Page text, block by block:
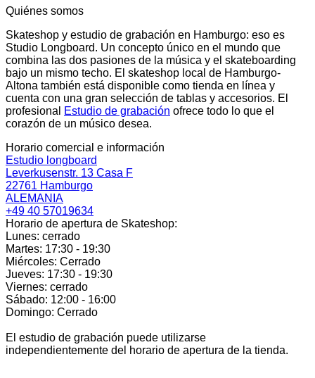
Quiénes somos
Skateshop y estudio de grabación en Hamburgo: eso es
Studio Longboard. Un concepto único en el mundo que
combina las dos pasiones de la música y el skateboarding
bajo un mismo techo. El skateshop local de Hamburgo-
Altona también está disponible como tienda en línea y
cuenta con una gran selección de tablas y accesorios. El
profesional
Estudio de grabación ofrece todo lo que el
corazón de un músico desea.
Horario comercial e información
Estudio longboard
Leverkusenstr. 13 Casa F
22761 Hamburgo
ALEMANIA
+49 40 57019634
Horario de apertura de Skateshop:
Lunes: cerrado
Martes: 17:30 - 19:30
Miércoles: Cerrado
Jueves: 17:30 - 19:30
Viernes: cerrado
Sábado: 12:00 - 16:00
Domingo: Cerrado
El estudio de grabación puede utilizarse
independientemente del horario de apertura de la tienda.